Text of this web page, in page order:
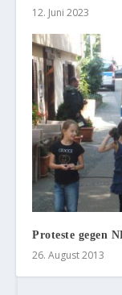
12. Juni 2023
Proteste gegen
26. August 2013